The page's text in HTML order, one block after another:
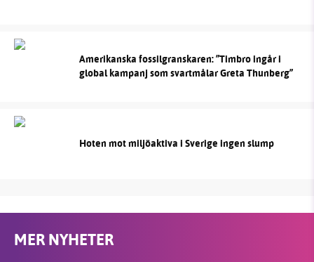
Amerikanska fossilgranskaren: ”Timbro ingår i
global kampanj som svartmålar Greta Thunberg”
Hoten mot miljöaktiva i Sverige ingen slump
MER NYHETER